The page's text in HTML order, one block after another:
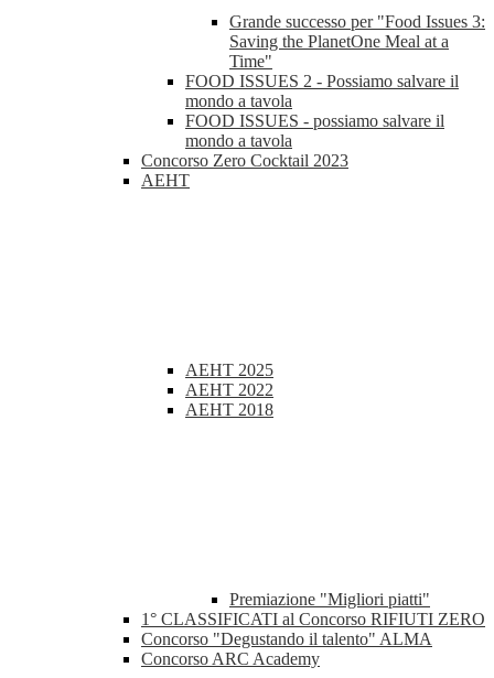
Grande successo per "Food Issues 3:
Saving the PlanetOne Meal at a
Time"
FOOD ISSUES 2 - Possiamo salvare il
mondo a tavola
FOOD ISSUES - possiamo salvare il
mondo a tavola
Concorso Zero Cocktail 2023
AEHT
AEHT 2025
AEHT 2022
AEHT 2018
Premiazione "Migliori piatti"
1° CLASSIFICATI al Concorso RIFIUTI ZERO
Concorso "Degustando il talento" ALMA
Concorso ARC Academy